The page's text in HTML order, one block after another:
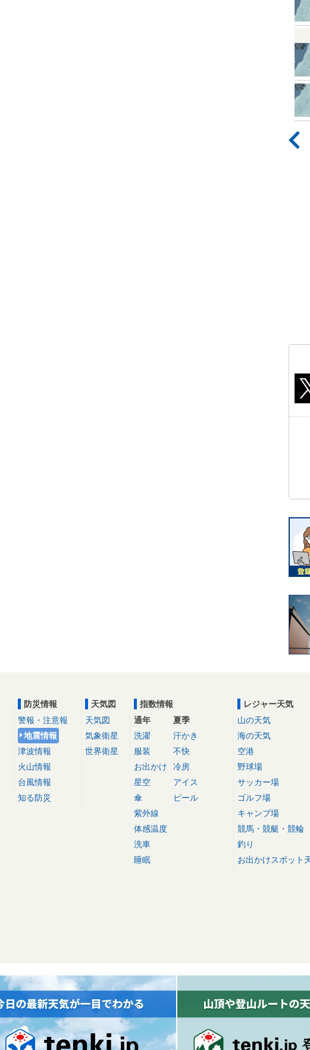
防災情報
警報・注意報
地震情報
津波情報
火山情報
台風情報
知る防災
天気図
天気図
気象衛星
世界衛星
指数情報
通年
洗濯
服装
お出かけ
星空
傘
紫外線
体感温度
洗車
睡眠
夏季
汗かき
不快
冷房
アイス
ビール
レジャー天気
山の天気
海の天気
空港
野球場
サッカー場
ゴルフ場
キャンプ場
競馬・競艇・競輪
釣り
お出かけスポット